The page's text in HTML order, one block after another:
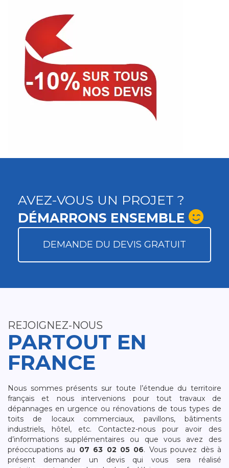
AVEZ-VOUS UN PROJET ?
DÉMARRONS ENSEMBLE
DEMANDE DU DEVIS GRATUIT
REJOIGNEZ-NOUS
PARTOUT EN
FRANCE
Nous sommes présents sur toute l’étendue du territoire
français et nous intervenions pour tout travaux de
dépannages en urgence ou rénovations de tous types de
toits de locaux commerciaux, pavillons, bâtiments
industriels, hôtel, etc. Contactez-nous pour avoir des
d’informations supplémentaires ou que vous avez des
préoccupations au 07 63 02 05 06. Vous pouvez dès à
présent demander un devis qui vous sera réalisé